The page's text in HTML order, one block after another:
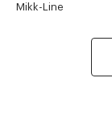
Mikk-Line